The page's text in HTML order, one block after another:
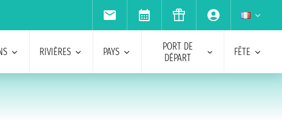
RIVIÈRES PAYS
PORT DE
DÉPART
FÊTE